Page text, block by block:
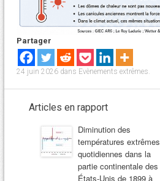
Partager
24 juin 2026dans Evènements extrêmes.
Articles en rapport
Diminution des
températures extrêmes
quotidiennes dans la
partie continentale des
États-Unis de 1899 à